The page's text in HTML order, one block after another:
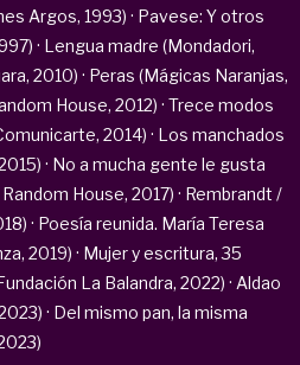
Argos, 1993) · Pavese: Y otros
· Lengua madre (Mondadori,
2010) · Peras (Mágicas Naranjas,
House, 2012) · Trece modos
2014) · Los manchados
· No a mucha gente le gusta
House, 2017) · Rembrandt /
· Poesía reunida. María Teresa
2019) · Mujer y escritura, 35
La Balandra, 2022) · Aldao
· Del mismo pan, la misma